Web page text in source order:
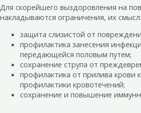
Для скорейшего выздоровления на
накладываются ограничения, их смысл:
защита слизистой от
профилактика занесения
передающейся половым путем;
сохранение струпа от
профилактика от прилива крови
профилактики кровотечений;
сохранение и повышение